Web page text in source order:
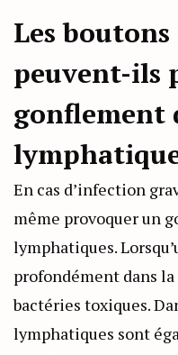
Les
peuvent-ils
gonflement
En cas d’infection
même provoquer un
lymphatiques.
profondément dans
bactéries toxiques.
lymphatiques sont